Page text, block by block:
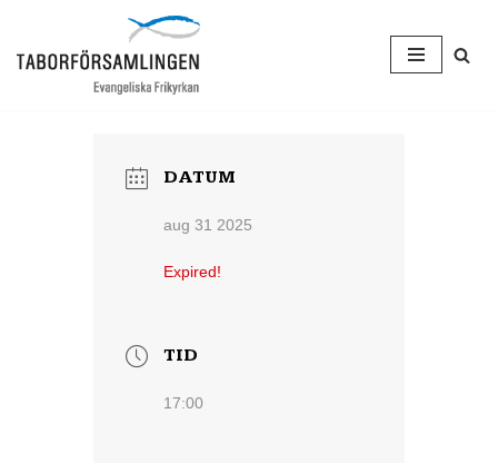
Hoppa
DATUM
aug 31 2025
Expired!
TID
17:00